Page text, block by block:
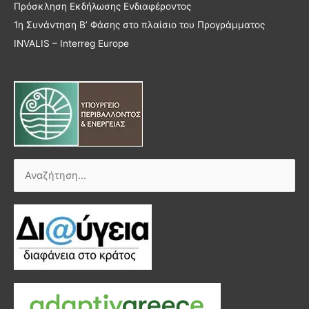
Πρόσκληση Εκδήλωσης Ενδιαφέροντος
1η Συνάντηση Β’ Φάσης στο πλαίσιο του Προγράμματος
INVALIS – Interreg Europe
Αναζήτηση